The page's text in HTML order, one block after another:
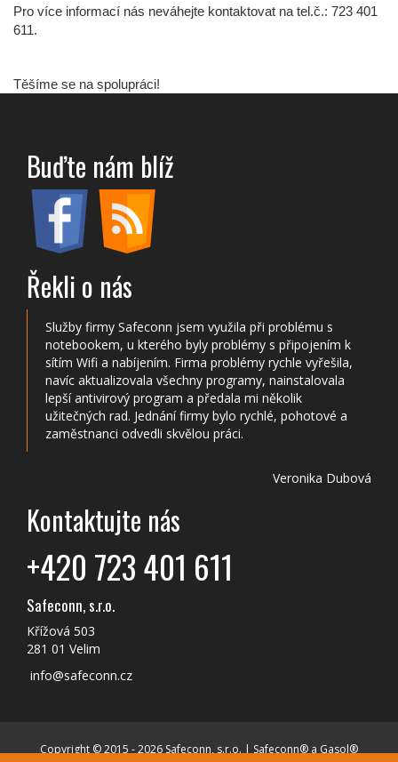
Pro více informací nás neváhejte kontaktovat na tel.č.: 723 401
611.
Těšíme se na spolupráci!
Buďte nám blíž
Řekli o nás
Služby firmy Safeconn jsem využila při problému s
notebookem, u kterého byly problémy s připojením k
sítím Wifi a nabíjením. Firma problémy rychle vyřešila,
navíc aktualizovala všechny programy, nainstalovala
lepší antivirový program a předala mi několik
užitečných rad. Jednání firmy bylo rychlé, pohotové a
zaměstnanci odvedli skvělou práci.
Veronika Dubová
Kontaktujte nás
+420 723 401 611
Safeconn, s.r.o.
Křížová 503
281 01 Velim
info@safeconn.cz
Copyright © 2015 - 2026 Safeconn, s.r.o. | Safeconn® a Gasol®